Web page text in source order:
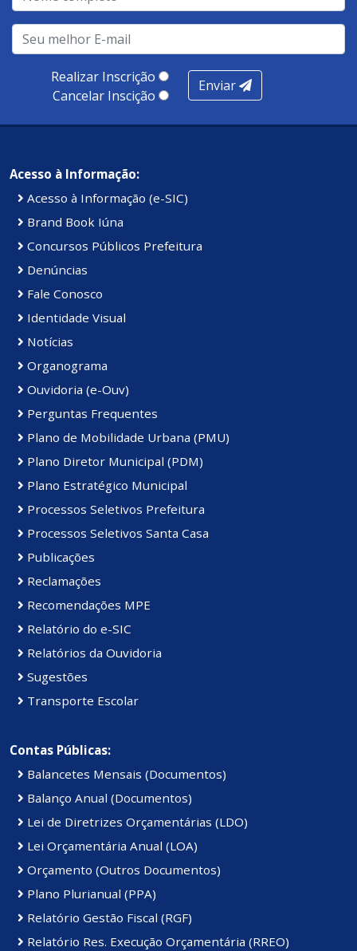
Realizar Inscrição
Cancelar Inscição
Enviar
Acesso à Informação:
Acesso à Informação (e-SIC)
Brand Book Iúna
Concursos Públicos Prefeitura
Denúncias
Fale Conosco
Identidade Visual
Notícias
Organograma
Ouvidoria (e-Ouv)
Perguntas Frequentes
Plano de Mobilidade Urbana (PMU)
Plano Diretor Municipal (PDM)
Plano Estratégico Municipal
Processos Seletivos Prefeitura
Processos Seletivos Santa Casa
Publicações
Reclamações
Recomendações MPE
Relatório do e-SIC
Relatórios da Ouvidoria
Sugestões
Transporte Escolar
Contas Públicas:
Balancetes Mensais (Documentos)
Balanço Anual (Documentos)
Lei de Diretrizes Orçamentárias (LDO)
Lei Orçamentária Anual (LOA)
Orçamento (Outros Documentos)
Plano Plurianual (PPA)
Relatório Gestão Fiscal (RGF)
Relatório Res. Execução Orçamentária (RREO)